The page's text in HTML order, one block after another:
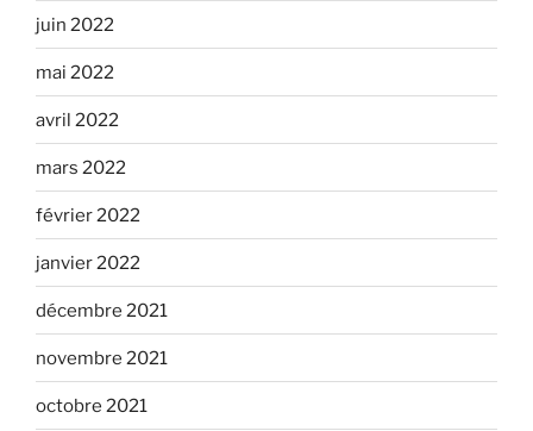
juin 2022
mai 2022
avril 2022
mars 2022
février 2022
janvier 2022
décembre 2021
novembre 2021
octobre 2021